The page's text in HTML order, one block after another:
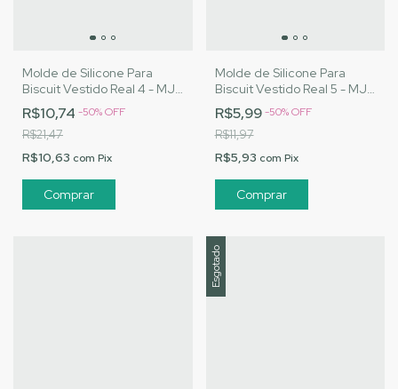
Molde de Silicone Para
Biscuit Vestido Real 4 - MJ
Artesanatos |Cód. A121
R$10,74 -50%OFF
R$21,47
R$10,63 com Pix
Molde de Silicone Para
Biscuit Vestido Real 5 - MJ
Artesanatos |Cód. A122
R$5,99-50%OFF
R$11,97
R$5,93 com Pix
Esgotado